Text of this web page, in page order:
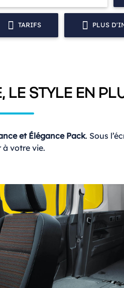
TARIFS PLUS
LE STYLE EN
et Élégance Pack. Sous
à votre vie.